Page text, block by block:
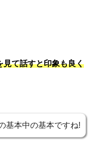
見て話すと印象も良く
基本中の基本ですね!